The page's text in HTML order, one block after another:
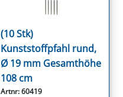
(10 Stk)
Kunststoffpfahl rund,
Ø 19 mm Gesamthöhe
108 cm
Artnr: 60419